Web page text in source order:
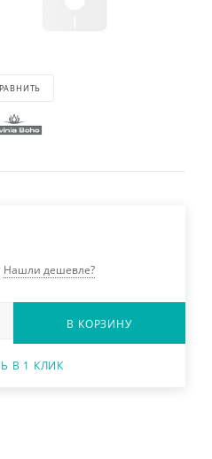
Нашли дешевле?
В КОРЗИНУ
В 1 КЛИК